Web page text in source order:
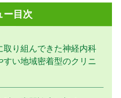
ー目次
取り組んできた神経内科
い地域密着型のクリニ